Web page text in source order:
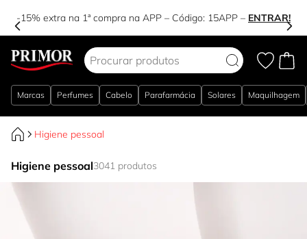
-15% extra na 1ª compra na APP – Código: 15APP – ENTRAR!
Marcas Perfumes Cabelo Parafarmácia Solares Maquilhagem
Higiene pessoal
Higiene pessoal3041 produtos